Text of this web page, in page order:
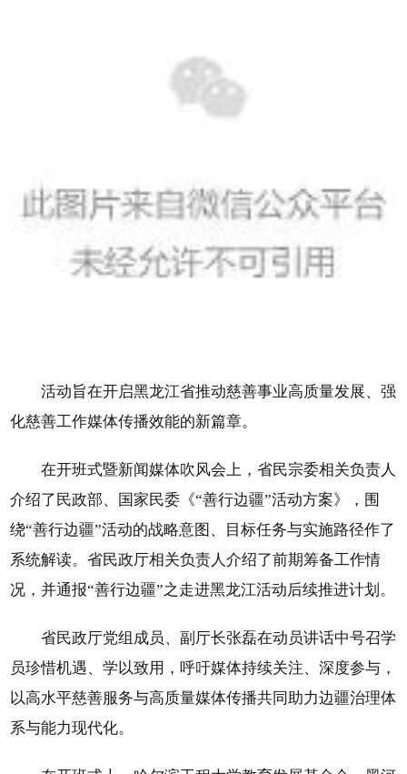
活动旨在开启黑龙江省推动慈善事业高质量发展、强
化慈善工作媒体传播效能的新篇章。
在开班式暨新闻媒体吹风会上，省民宗委相关负责人
介绍了民政部、国家民委《“善行边疆”活动方案》，围
绕“善行边疆”活动的战略意图、目标任务与实施路径作了
系统解读。省民政厅相关负责人介绍了前期筹备工作情
况，并通报“善行边疆”之走进黑龙江活动后续推进计划。
省民政厅党组成员、副厅长张磊在动员讲话中号召学
员珍惜机遇、学以致用，呼吁媒体持续关注、深度参与，
以高水平慈善服务与高质量媒体传播共同助力边疆治理体
系与能力现代化。